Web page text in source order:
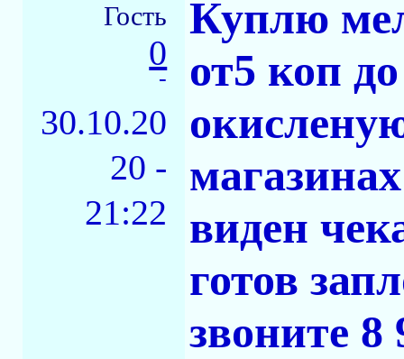
Гость
0
-
30.10.20
20 -
21:22
Куплю
от5 коп
виден
готов
звоните 8